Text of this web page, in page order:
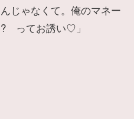
じゃなくて。俺のマネー
? ってお誘い♡」